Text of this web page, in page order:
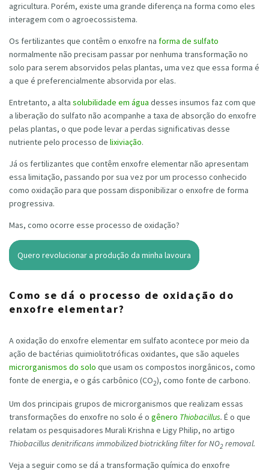
agricultura. Porém, existe uma grande diferença na forma como eles
interagem com o agroecossistema.
Os fertilizantes que contêm o enxofre na forma de sulfato
normalmente não precisam passar por nenhuma transformação no
solo para serem absorvidos pelas plantas, uma vez que essa forma é
a que é preferencialmente absorvida por elas.
Entretanto, a alta solubilidade em água desses insumos faz com que
a liberação do sulfato não acompanhe a taxa de absorção do enxofre
pelas plantas, o que pode levar a perdas significativas desse
nutriente pelo processo de lixiviação.
Já os fertilizantes que contêm enxofre elementar não apresentam
essa limitação, passando por sua vez por um processo conhecido
como oxidação para que possam disponibilizar o enxofre de forma
progressiva.
Mas, como ocorre esse processo de oxidação?
Quero revolucionar a produção da minha lavoura
Como se dá o processo de oxidação do
enxofre elementar?
A oxidação do enxofre elementar em sulfato acontece por meio da
ação de bactérias quimiolitotróficas oxidantes, que são aqueles
microrganismos do solo que usam os compostos inorgânicos, como
fonte de energia, e o gás carbônico (CO2), como fonte de carbono.
Um dos principais grupos de microrganismos que realizam essas
transformações do enxofre no solo é o gênero Thiobacillus. É o que
relatam os pesquisadores Murali Krishna e Ligy Philip, no artigo
Thiobacillus denitrificans immobilized biotrickling filter for NO2 removal.
Veja a seguir como se dá a transformação química do enxofre